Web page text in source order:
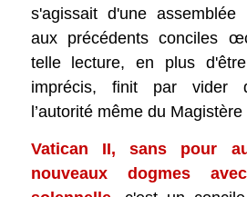
s'agissait d'une
aux précédents conciles
telle lecture, en plus d'être
imprécis, finit par vider
l’autorité même du
Vatican II, sans pour
nouveaux dogmes